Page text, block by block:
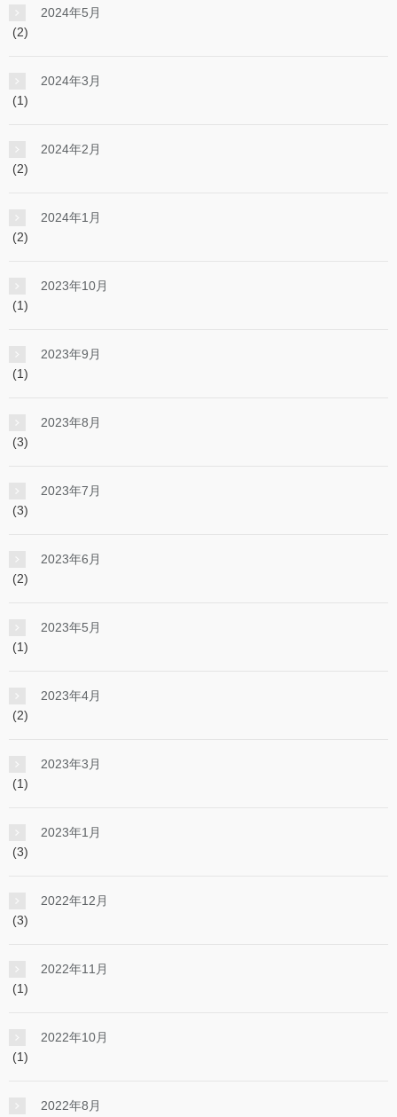
2024年5月
(2)
2024年3月
(1)
2024年2月
(2)
2024年1月
(2)
2023年10月
(1)
2023年9月
(1)
2023年8月
(3)
2023年7月
(3)
2023年6月
(2)
2023年5月
(1)
2023年4月
(2)
2023年3月
(1)
2023年1月
(3)
2022年12月
(3)
2022年11月
(1)
2022年10月
(1)
2022年8月